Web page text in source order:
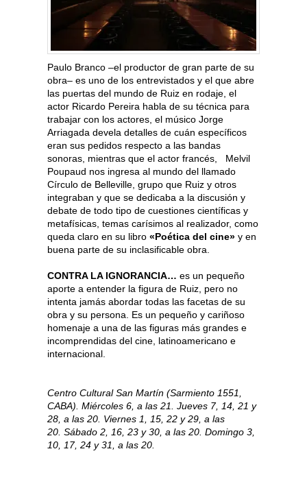
Paulo Branco –el productor de gran parte de su
obra– es uno de los entrevistados y el que abre
las puertas del mundo de Ruiz en rodaje, el
actor Ricardo Pereira habla de su técnica para
trabajar con los actores, el músico Jorge
Arriagada devela detalles de cuán específicos
eran sus pedidos respecto a las bandas
sonoras, mientras que el actor francés, Melvil
Poupaud nos ingresa al mundo del llamado
Círculo de Belleville, grupo que Ruiz y otros
integraban y que se dedicaba a la discusión y
debate de todo tipo de cuestiones científicas y
metafísicas, temas carísimos al realizador, como
queda claro en su libro «Poética del cine» y en
buena parte de su inclasificable obra.
CONTRA LA IGNORANCIA… es un pequeño
aporte a entender la figura de Ruiz, pero no
intenta jamás abordar todas las facetas de su
obra y su persona. Es un pequeño y cariñoso
homenaje a una de las figuras más grandes e
incomprendidas del cine, latinoamericano e
internacional.
Centro Cultural San Martín (Sarmiento 1551,
CABA). Miércoles 6, a las 21. Jueves 7, 14, 21 y
28, a las 20. Viernes 1, 15, 22 y 29, a las
20. Sábado 2, 16, 23 y 30, a las 20. Domingo 3,
10, 17, 24 y 31, a las 20.